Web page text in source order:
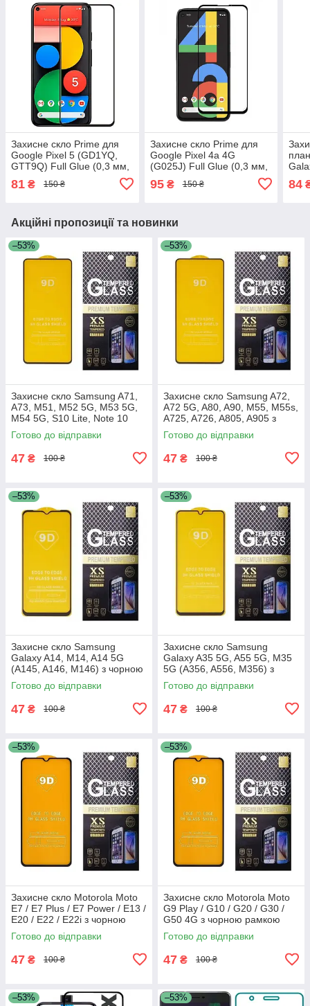
Захисне скло Prime для
Google Pixel 5 (GD1YQ,
GTT9Q) Full Glue (0,3 мм,
81 ₴ 150 ₴
Захисне скло Prime для
Google Pixel 4a 4G
(G025J) Full Glue (0,3 мм,
95₴ 150 ₴ 84
Акційні пропозиції та новинки
–53%
Захисне скло Samsung A71,
A73, M51, M52 5G, M53 5G,
M54 5G, S10 Lite, Note 10
Lite, A715, A716, A725, A736,
M515, M526, M536,
Готово до відправки
47 ₴ 100 ₴
–53%
Захисне скло Samsung A72,
A72 5G, A80, A90, M55, M55s,
A725, A726, A805, A905 з
чорною рамкою
Готово до відправки
47 ₴ 100 ₴
–53%
Захисне скло Samsung
Galaxy A14, M14, A14 5G
(A145, A146, M146) з чорною
рамкою
Готово до відправки
47 ₴ 100 ₴
–53%
Захисне скло Samsung
Galaxy A35 5G, A55 5G, M35
5G (A356, A556, M356) з
чорною рамкою
Готово до відправки
47 ₴ 100 ₴
–53%
Захисне скло Motorola Moto
E7 / E7 Plus / E7 Power / E13 /
E20 / E22 / E22i з чорною
рамкою
Готово до відправки
47 ₴ 100 ₴
–53%
Захисне скло Motorola Moto
G9 Play / G10 / G20 / G30 /
G50 4G з чорною рамкою
Готово до відправки
47 ₴ 100 ₴
–53% –53%